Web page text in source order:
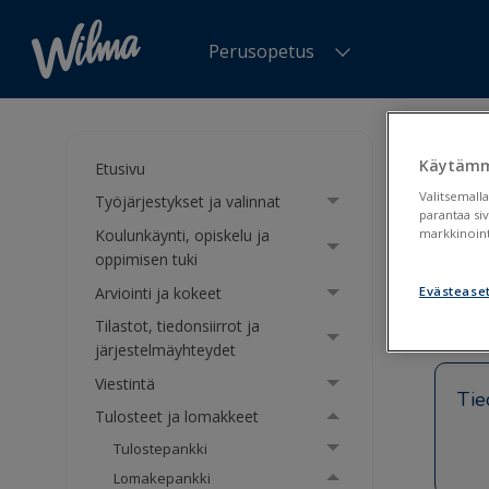
Perusopetus
Etusivu
Työjärjestykset ja valinnat
Koulunkäynti, opiskelu ja
oppimisen tuki
Arviointi ja kokeet
Tilastot, tiedonsiirrot ja
järjestelmäyhteydet
Viestintä
Tulosteet ja lomakkeet
Tulostepankki
Lomakepankki
parantaa